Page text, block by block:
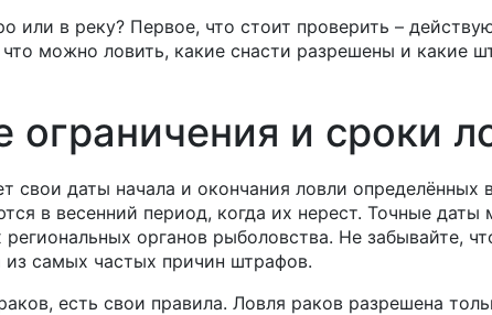
или в реку? Первое, что стоит проверить –
что можно ловить, какие снасти разрешены и какие
ограничения и сроки
свои даты начала и окончания ловли
в весенний период, когда их нерест. Точные даты
органов рыболовства. Не забывайте,
самых частых причин штрафов.
есть свои правила. Ловля раков разрешена